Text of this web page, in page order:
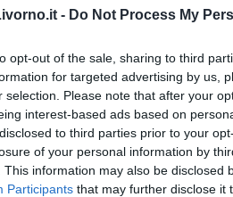
- Do Not Process My
opt-out of the sale, sharing to third
for targeted advertising by us,
selection. Please note that after your
interest-based ads based on
to third parties prior to your
of your personal information by
This information may also be disclosed
Participants that may further disclose it
qualcosa di negativo, è un moralismo
e dolci, sono in realtà crudeli, la fatina
Non credo assolutamente
magico, non segnato dal tempo e
finale tragico e riporta Pinocchio nella
dalla fantasia di Possenti?
di suggestioni e stimoli diversi che
un tema che mi stimola molto,
sui segni della carta già prodotti e